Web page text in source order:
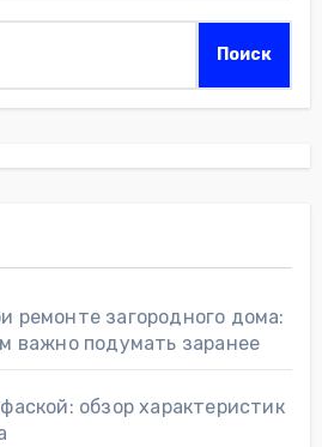
Поиск
ремонте загородного дома:
важно подумать заранее
обзор характеристик